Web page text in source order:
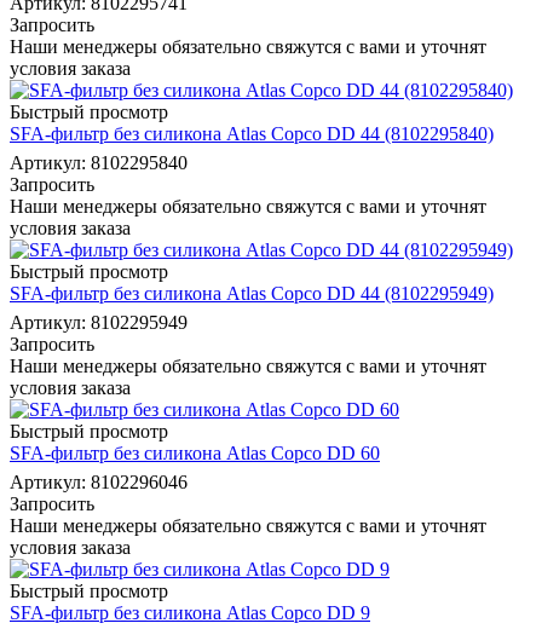
Запросить
Наши менеджеры обязательно свяжутся с вами и уточнят
условия заказа
Быстрый просмотр
SFA-фильтр без силикона Atlas Copco DD 44 (8102295840)
Артикул: 8102295840
Запросить
Наши менеджеры обязательно свяжутся с вами и уточнят
условия заказа
Быстрый просмотр
SFA-фильтр без силикона Atlas Copco DD 44 (8102295949)
Артикул: 8102295949
Запросить
Наши менеджеры обязательно свяжутся с вами и уточнят
условия заказа
Быстрый просмотр
SFA-фильтр без силикона Atlas Copco DD 60
Артикул: 8102296046
Запросить
Наши менеджеры обязательно свяжутся с вами и уточнят
условия заказа
Быстрый просмотр
SFA-фильтр без силикона Atlas Copco DD 9